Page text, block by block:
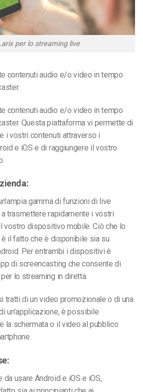
per lo streaming live
contenuti audio e/o video in tempo
contenuti audio e/o video in tempo
Questa piattaforma vi permette di
i vostri contenuti attraverso i
e iOS e di raggiungere il vostro
gamma di funzioni di live
trasmettere rapidamente i vostri
vostro dispositivo mobile. Ciò che lo
il fatto che è disponibile sia su
Per entrambi i dispositivi è
di screencasting che consente di
lo streaming in diretta.
tratti di un video promozionale o di una
un’applicazione, è possibile
la schermata o il video al pubblico
da usare Android e iOSe iOS,